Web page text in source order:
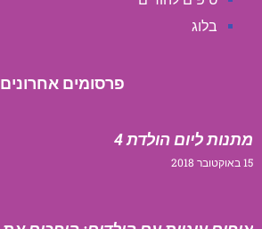
בלוג
פרסומים אחרונים
מתנות ליום הולדת 4
15 באוקטובר 2018